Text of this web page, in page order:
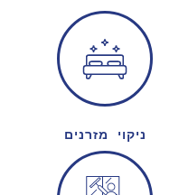
ניקוי מזרנים